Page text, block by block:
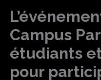
Campus
étudiants
pour